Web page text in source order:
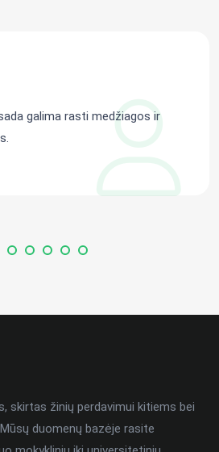
galima rasti medžiagos ir
skirtas žinių perdavimui kitiems bei
duomenų bazėje rasite